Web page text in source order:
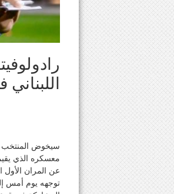
سيخوض المنتخب
معسكره الذي
عن المران الأول
توجهه يوم أمس